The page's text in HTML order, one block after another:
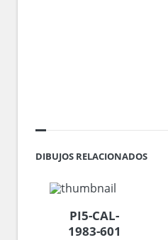
DIBUJOS RELACIONADOS
PI5-CAL-
1983-601